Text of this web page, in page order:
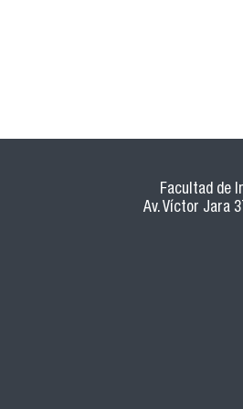
Facultad de
Av. Víctor Jara